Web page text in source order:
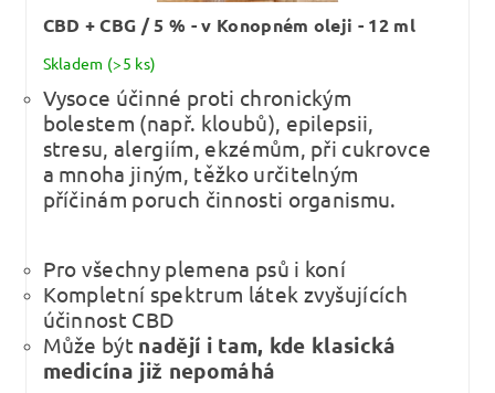
CBD + CBG / 5 % - v Konopném oleji - 12 ml
Skladem (>5 ks)
Vysoce účinné proti chronickým
bolestem (např. kloubů), epilepsii,
stresu, alergiím, ekzémům, při cukrovce
a mnoha jiným, těžko určitelným
příčinám poruch činnosti organismu.
Pro všechny plemena psů i koní
Kompletní spektrum látek zvyšujících
účinnost CBD
Může být nadějí i tam, kde klasická
medicína již nepomáhá